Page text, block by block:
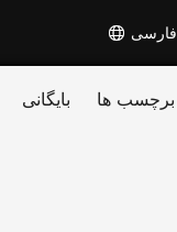
فارسی
بایگانی برچسب ها